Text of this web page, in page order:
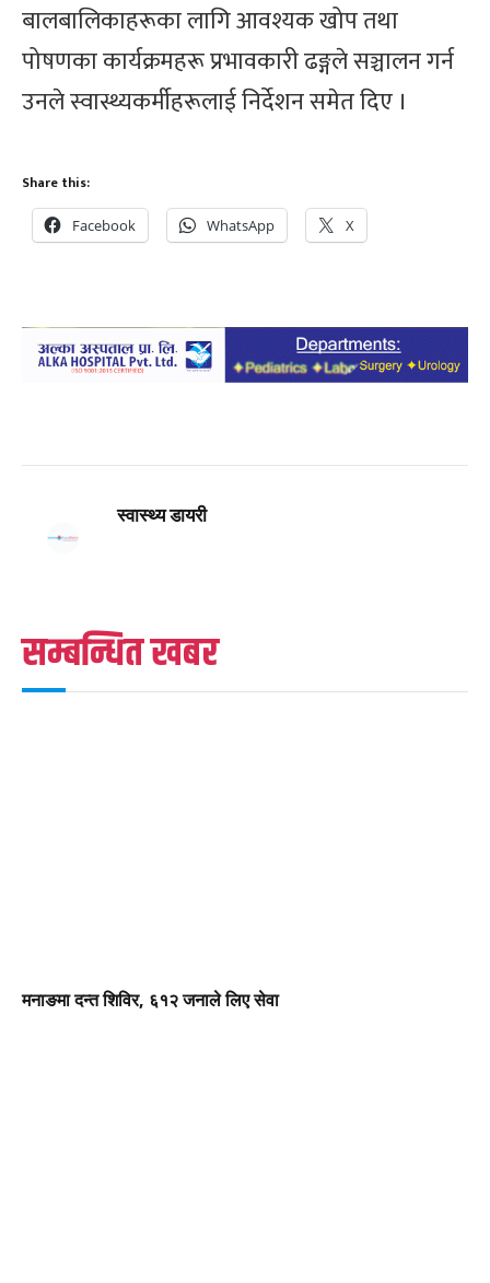
बालबालिकाहरूका लागि आवश्यक खोप तथा
पोषणका कार्यक्रमहरू प्रभावकारी ढङ्गले सञ्चालन गर्न
उनले स्वास्थ्यकर्मीहरूलाई निर्देशन समेत दिए ।
Share this:
Facebook WhatsApp X
स्वास्थ्य डायरी
सम्बन्धित खबर
मनाङमा दन्त शिविर, ६१२ जनाले लिए सेवा